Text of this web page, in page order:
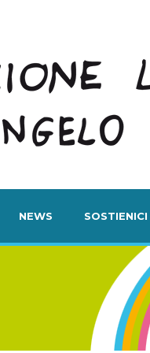
NEWS SOSTIENICI